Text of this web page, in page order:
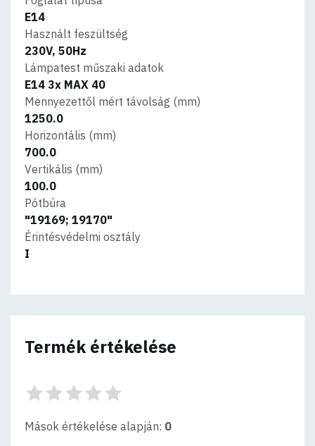
E14
Használt feszültség
230V, 50Hz
Lámpatest műszaki adatok
E14 3x MAX 40
Mennyezettől mért távolság (mm)
1250.0
Horizontális (mm)
700.0
Vertikális (mm)
100.0
Pótbúra
"19169; 19170"
Érintésvédelmi osztály
I
Termék értékelése
Mások értékelése alapján: 0